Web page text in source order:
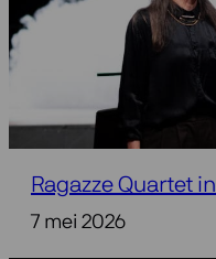
Ragazze Quartet
7 mei 2026